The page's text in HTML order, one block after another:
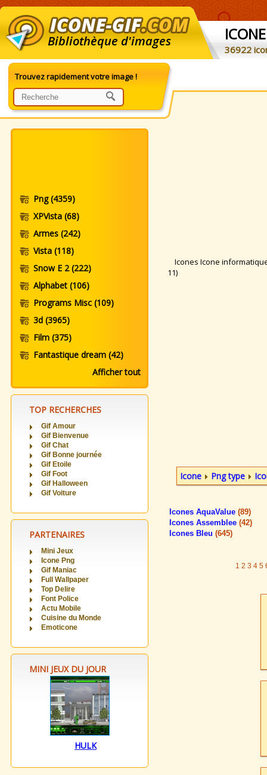
Bibliothèque d'images ICONE
36922
Trouvez rapidement votre image !
Png(4359)
XPVista (68)
Armes (242)
Vista (118)
Snow E 2(222)
Alphabet (106)
Programs Misc (109)
3d (3965)
Film (375)
Fantastique dream (42)
Afficher tout
TOP RECHERCHES
Gif Amour
Gif Bienvenue
Gif Chat
Gif Bonne journée
Gif Etoile
Gif Foot
Gif Halloween
Gif Voiture
PARTENAIRES
Mini Jeux
Icone Png
Gif Maniac
Full Wallpaper
Top Delire
Font Police
Actu Mobile
Cuisine du Monde
Emoticone
MINI JEUX DU JOUR
HULK
Icones Icone
11)
Icone Png type
Icones AquaValue (89)
Icones Assemblee (42)
Icones Bleu (645)
1 2 3 4 5